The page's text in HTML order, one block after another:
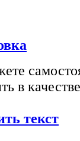
в
текст